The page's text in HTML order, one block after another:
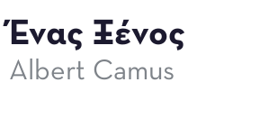
Ένας Ξένος
Albert Camus